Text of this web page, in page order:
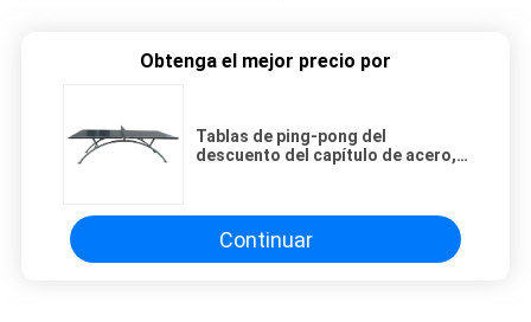
Obtenga el mejor precio por
Tablas de ping-pong del
descuento del capítulo de acero,
forma del arco
Continuar